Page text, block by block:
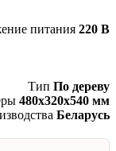
питания 220 В
Тип По дереву
480х320х540 мм
Беларусь